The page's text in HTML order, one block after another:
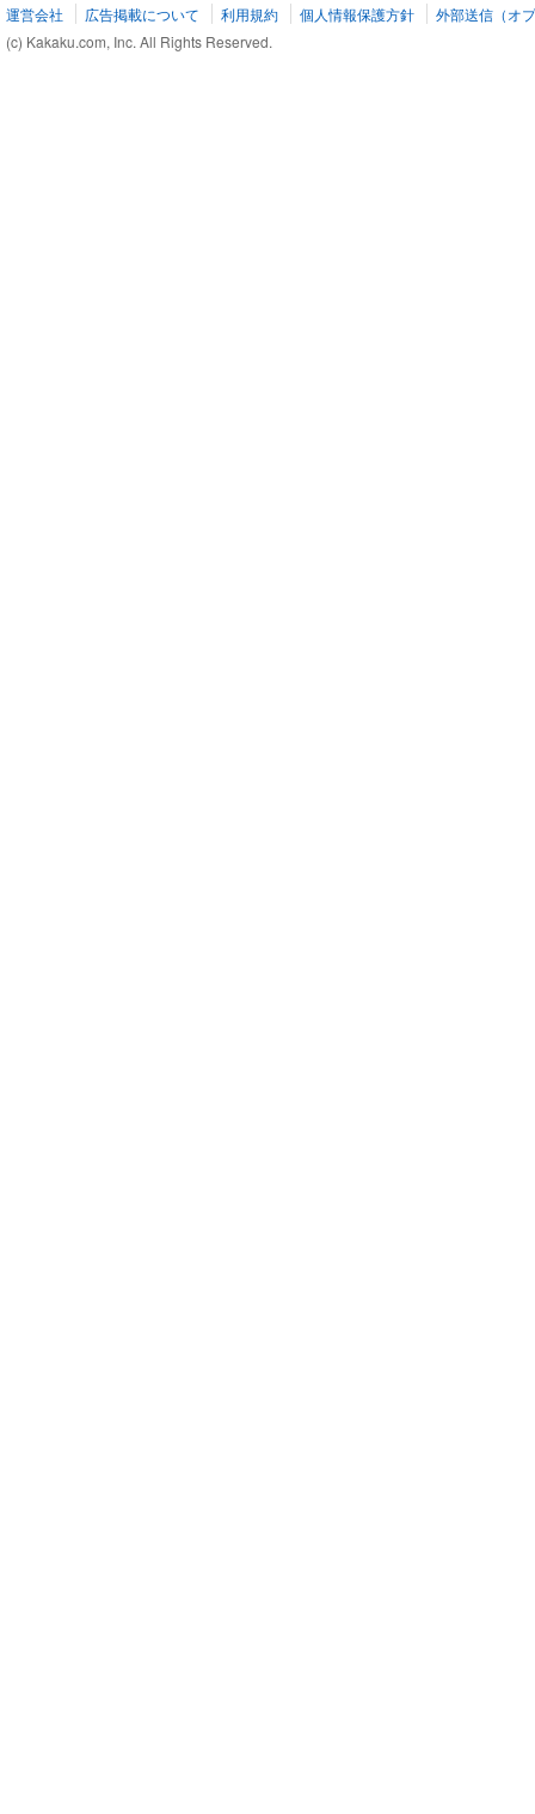
運営会社 広告掲載について 利用規約 個人情報保護方針
外部送信（オ
(c) Kakaku.com, Inc. All Rights Reserved.